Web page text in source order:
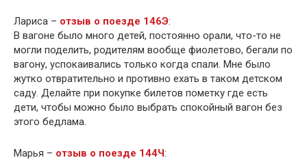
Лариса – отзыв о поезде 146Э:
В вагоне было много детей, постоянно орали, что-то не
могли поделить, родителям вообще фиолетово, бегали по
вагону, успокаивались только когда спали. Мне было
жутко отвратительно и противно ехать в таком детском
саду. Делайте при покупке билетов пометку где есть
дети, чтобы можно было выбрать спокойный вагон без
этого бедлама.
Марья – отзыв о поезде 144Ч: